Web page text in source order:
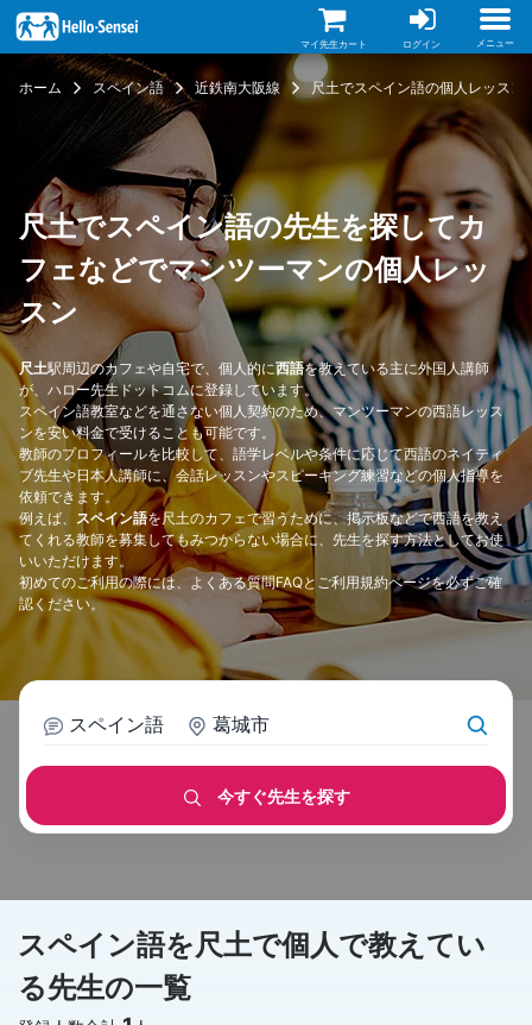
イ
ン
コ
マイ先生カート ログイン メニュー
ホーム スペイン語 近鉄南大阪線 尺土でスペイン語の個人レッスン
尺土でスペイン語の先生を探してカ
フェなどでマンツーマンの個人レッ
スン
尺土駅周辺のカフェや自宅で、個人的に西語を教えている主に外国人講師
が、ハロー先生ドットコムに登録しています。
スペイン語教室などを通さない個人契約のため、マンツーマンの西語レッス
ンを安い料金で受けることも可能です。
教師のプロフィールを比較して、語学レベルや条件に応じて西語のネイティ
ブ先生や日本人講師に、会話レッスンやスピーキング練習などの個人指導を
依頼できます。
例えば、 スペイン語を尺土のカフェで習うために、掲示板などで西語を教え
てくれる教師を募集してもみつからない場合に、先生を探す方法としてお使
いいただけます。
初めてのご利用の際には、 よくある質問FAQと ご利用規約ページを必ずご確
認ください。
スペイン語 葛城市
今すぐ先生を探す
スペイン語を尺土で個人で教えてい
る先生の一覧